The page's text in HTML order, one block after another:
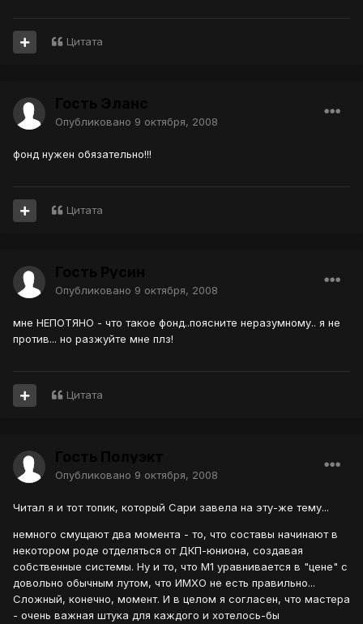
Цитата
Опубликовано 9 октября, 2008
фонд нужен обязательно!!!
Цитата
Опубликовано 9 октября, 2008
мне НЕПОТЯНО - что такое фонд..поясните неразумному.. я не
против... но разжуйте мне плз!
Цитата
Опубликовано 9 октября, 2008
Читал я и тот топик, который Сари завела на эту-же тему...
немного смущают два момента - то, что составы начинают в
некотором роде отделяться от ДКП-юниона, создавая
собственные системы. Ну и то, что М1 уравнивается в "цене" с
довольно обычным лутом, что ИМХО не есть правильно...
Сложный, конечно, момент. И в целом я согласен, что мастера
- очень важная штука для каждого и хотелось-бы